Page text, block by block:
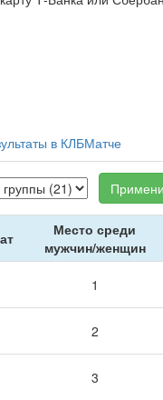
в КЛБМатче
Место среди
мужчин/женщин
1
2
3